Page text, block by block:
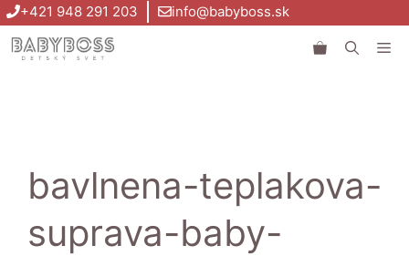
Preskočiť
na
obsah
+421 948 291 203 info@babyboss.sk
bavlnena-teplakova-
suprava-baby-